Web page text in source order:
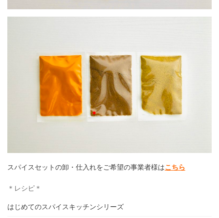
印度カリー子とは
スパイスショップ
スパイスセットの卸・仕入れをご希望の事業者様はこちら
＊レシピ＊
はじめてのスパイスキッチンシリーズ